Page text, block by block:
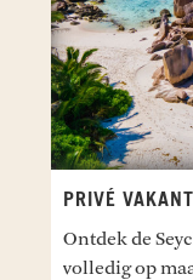
PRIVÉ
Ontdek de
volledig op